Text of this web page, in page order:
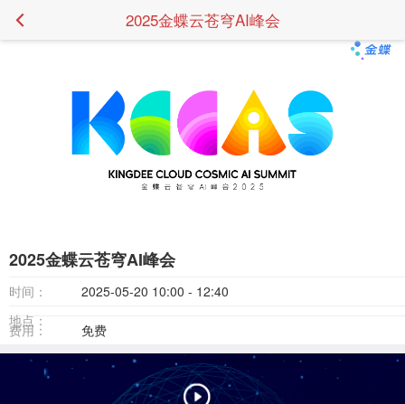
2025金蝶云苍穹AI峰会
2025金蝶云苍穹AI峰会
时间：
2025-05-20 10:00 - 12:40
地点：
费用： 免费